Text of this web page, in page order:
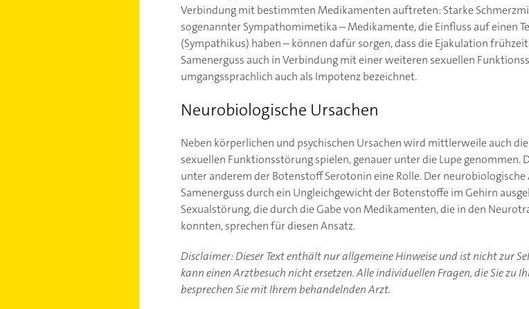
Verbindung mit bestimmten Medikamenten auftreten: Starke
sogenannter Sympathomimetika – Medikamente, die Einfluss auf einen
(Sympathikus) haben – können dafür sorgen, dass die Ejakulation
Samenerguss auch in Verbindung mit einer weiteren sexuellen
umgangssprachlich auch als Impotenz bezeichnet.
Neurobiologische Ursachen
Neben körperlichen und psychischen Ursachen wird mittlerweile auch
sexuellen Funktionsstörung spielen, genauer unter die Lupe genommen.
unter anderem der Botenstoff Serotonin eine Rolle. Der
Samenerguss durch ein Ungleichgewicht der Botenstoffe im Gehirn
Sexualstörung, die durch die Gabe von Medikamenten, die in den
konnten, sprechen für diesen Ansatz.
Disclaimer: Dieser Text enthält nur allgemeine Hinweise und ist nicht zur
kann einen Arztbesuch nicht ersetzen. Alle individuellen Fragen, die Sie zu
besprechen Sie mit Ihrem behandelnden Arzt.